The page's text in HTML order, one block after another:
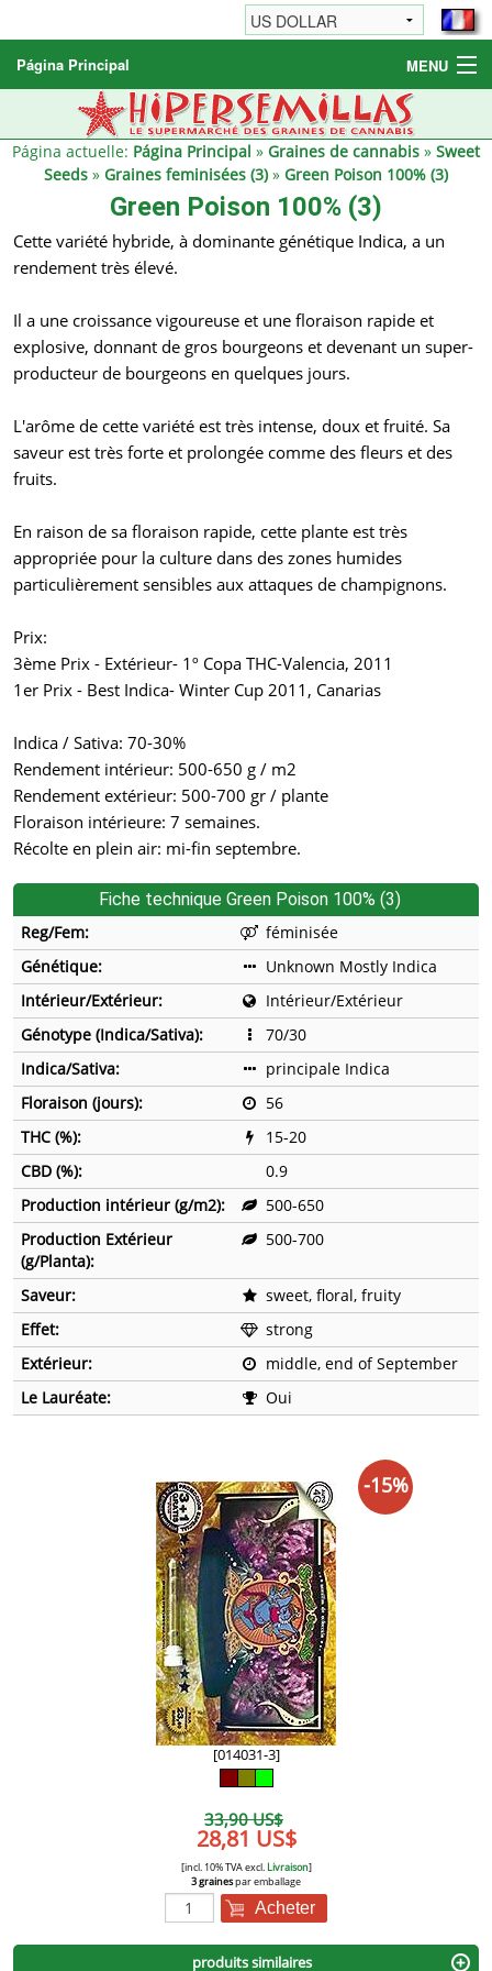
Página Principal MENU
Graines de cannabis
Autres produits
Página actuelle: Página Principal » Graines de cannabis » Sweet
Seeds » Graines feminisées (3)» Green Poison 100% (3)
Green Poison 100% (3)
Cette variété hybride, à dominante génétique Indica, a un
rendement très élevé.
Il a une croissance vigoureuse et une floraison rapide et
explosive, donnant de gros bourgeons et devenant un super-
producteur de bourgeons en quelques jours.
L'arôme de cette variété est très intense, doux et fruité. Sa
saveur est très forte et prolongée comme des fleurs et des
fruits.
En raison de sa floraison rapide, cette plante est très
appropriée pour la culture dans des zones humides
particulièrement sensibles aux attaques de champignons.
Prix:
3ème Prix - Extérieur- 1º Copa THC-Valencia, 2011
1er Prix - Best Indica- Winter Cup 2011, Canarias
Indica / Sativa: 70-30%
Rendement intérieur: 500-650 g / m2
Rendement extérieur: 500-700 gr / plante
Floraison intérieure: 7 semaines.
Récolte en plein air: mi-fin septembre.
Fiche technique Green Poison 100% (3)
Reg/Fem:
féminisée
Génétique:
Unknown Mostly Indica
Intérieur/Extérieur:
Intérieur/Extérieur
Génotype (Indica/Sativa):
70/30
Indica/Sativa:
principale Indica
Floraison (jours):
56
THC (%):
15-20
CBD (%):
0.9
Production intérieur (g/m2):
500-650
Production Extérieur
(g/Planta):
500-700
Saveur:
sweet, floral, fruity
Effet:
strong
Extérieur:
middle, end of September
Le Lauréate:
Oui
[014031-3]
33,90 US$
28,81 US$
[incl. 10% TVA excl. Livraison]
3 grainespar emballage
Acheter
-15%
produits similaires